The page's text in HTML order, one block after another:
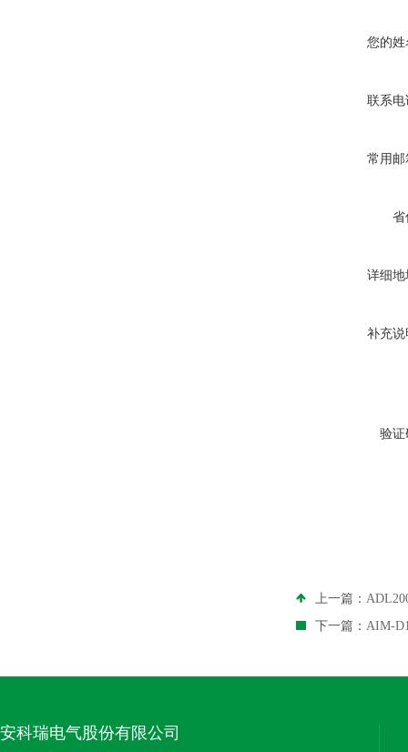
您的姓
联系电
常用邮
省
详细地
补充说
验证
上一篇：
下一篇： AIM-
安科瑞电气股份有限公司